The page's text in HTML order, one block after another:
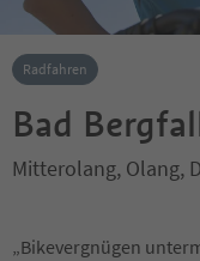
Radfahren
Bad
Mitterolang, Olang,
„Bikevergnügen